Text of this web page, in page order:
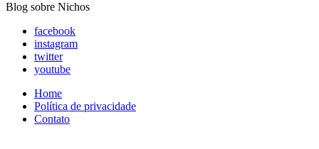
Blog sobre Nichos
facebook
instagram
twitter
youtube
Home
Política de privacidade
Contato